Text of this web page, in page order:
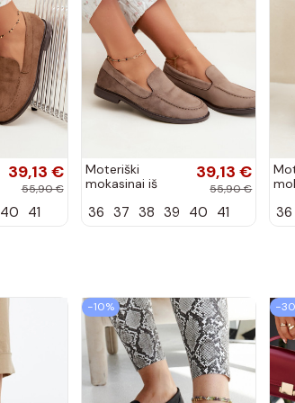
39,13 €
55,90 €
40 41
Moteriški
mokasinai iš
zomšos, molio
39,13 €
55,90 €
36 37 38 39 40 41 36
−10%